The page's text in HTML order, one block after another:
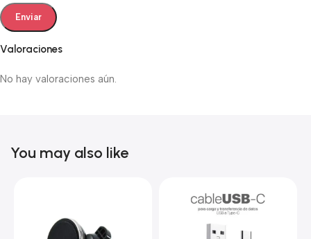
Valoraciones
No hay valoraciones aún.
You may also like